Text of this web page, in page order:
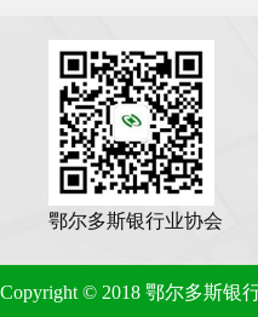
鄂尔多斯银行业协会
Copyright © 2018 鄂尔多斯